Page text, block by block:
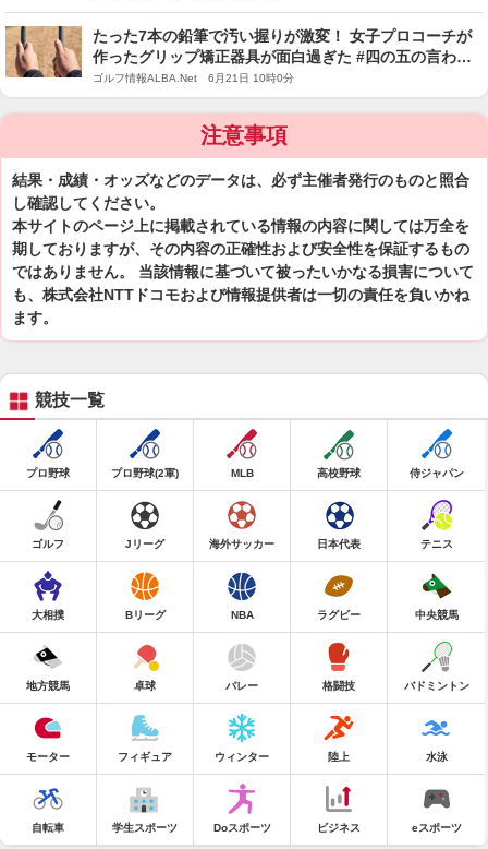
たった7本の鉛筆で汚い握りが激変！ 女子プロコーチが
作ったグリップ矯正器具が面白過ぎた #四の五の言わず
振り氣れ
ゴルフ情報ALBA.Net 6月21日 10時0分
注意事項
結果・成績・オッズなどのデータは、必ず主催者発行のものと照合
し確認してください。
本サイトのページ上に掲載されている情報の内容に関しては万全を
期しておりますが、その内容の正確性および安全性を保証するもの
ではありません。 当該情報に基づいて被ったいかなる損害について
も、株式会社NTTドコモおよび情報提供者は一切の責任を負いかね
ます。
競技一覧
プロ野球 プロ野球(2軍) MLB 高校野球 侍ジャパン
ゴルフ Jリーグ 海外サッカー 日本代表 テニス
大相撲 Bリーグ NBA ラグビー 中央競馬
地方競馬 卓球 バレー 格闘技 バドミントン
モーター フィギュア ウィンター 陸上 水泳
自転車 学生スポーツ Doスポーツ ビジネス eスポーツ